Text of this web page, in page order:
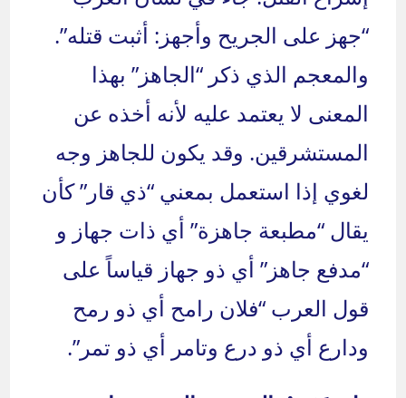
“جهز على الجريح وأجهز: أثبت قتله”.
والمعجم الذي ذكر “الجاهز” بهذا
المعنى لا يعتمد عليه لأنه أخذه عن
المستشرقين. وقد يكون للجاهز وجه
لغوي إذا استعمل بمعني “ذي قار” كأن
يقال “مطبعة جاهزة” أي ذات جهاز و
“مدفع جاهز” أي ذو جهاز قياساً على
قول العرب “فلان رامح أي ذو رمح
ودارع أي ذو درع وتامر أي ذو تمر”.